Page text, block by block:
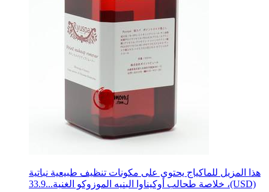
هذا المزيل للماكياج يحتوي على مكونات تنظيف طبيعية نباتية
، خلاصة طحالب أوكيناوا البنيه الموزوكو الغنية...33.9(USD)